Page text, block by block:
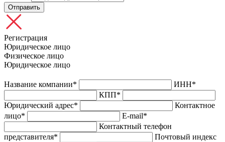
Отправить
Регистрация
Юридическое лицо
Физическое лицо
Юридическое лицо
Название компании*
ИНН*
КПП*
Юридический адрес*
Контактное
лицо*
E-mail*
Контактный телефон
представителя*
Почтовый индекс